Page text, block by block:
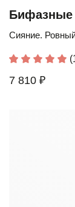
Бифазные
Сияние.
7 810 ₽